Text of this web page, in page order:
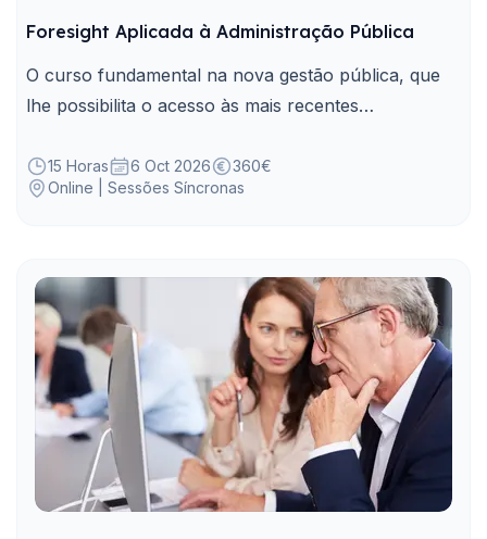
Foresight Aplicada à Administração Pública
O curso fundamental na nova gestão pública, que
lhe possibilita o acesso às mais recentes
na AP para mapear sinais, tendências, e construir
cenários.
15 Horas 6 Oct 2026
360€
Online | Sessões Síncronas